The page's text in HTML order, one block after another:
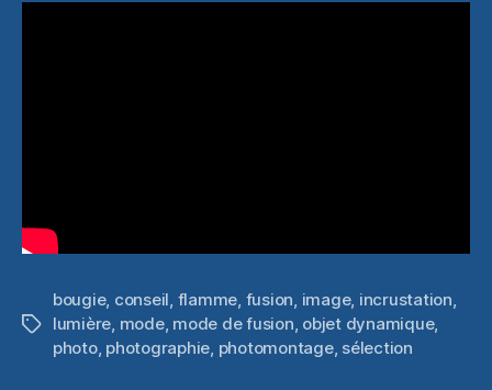
Étiquettes
bougie, conseil flamme fusion image, incrustation
lumière mode, mode de fusion objet dynamique,
photo, photographie photomontage, sélection